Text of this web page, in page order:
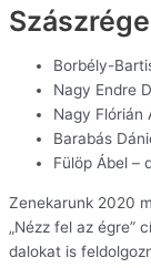
Borbély-
Nagy Endre
Nagy Flórián
Barabás
Fülöp Ábel –
Zenekarunk 2020
„Nézz fel az égre”
dalokat is